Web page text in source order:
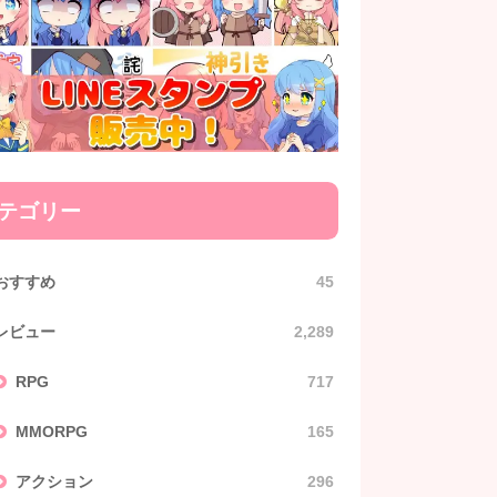
ゴリー
すすめ 45
ビュー 2,289
RPG 717
MMORPG 165
アクション 296